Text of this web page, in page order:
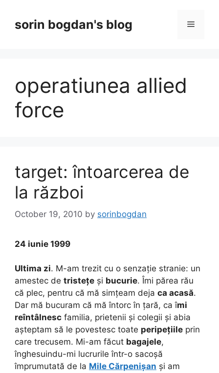
contentsorin bogdan's blog Menu
operatiunea allied
force
target: întoarcerea de
la război
October 19, 2010 by sorinbogdan
24 iunie 1999
Ultima zi. M-am trezit cu o senzație stranie: un
amestec de tristețe și bucurie. Îmi părea rău
că plec, pentru că mă simțeam deja ca acasă.
Dar mă bucuram că mă întorc în țară, ca îmi
reîntâlnesc familia, prietenii și colegii și abia
așteptam să le povestesc toate peripețiile prin
care trecusem. Mi-am făcut bagajele,
înghesuindu-mi lucrurile într-o sacoșă
împrumutată de la Mile Cărpenișan și am